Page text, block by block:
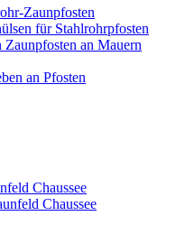
Zaunpfosten
für Stahlrohrpfosten
an Mauern
an Pfosten
Chaussee
Chaussee